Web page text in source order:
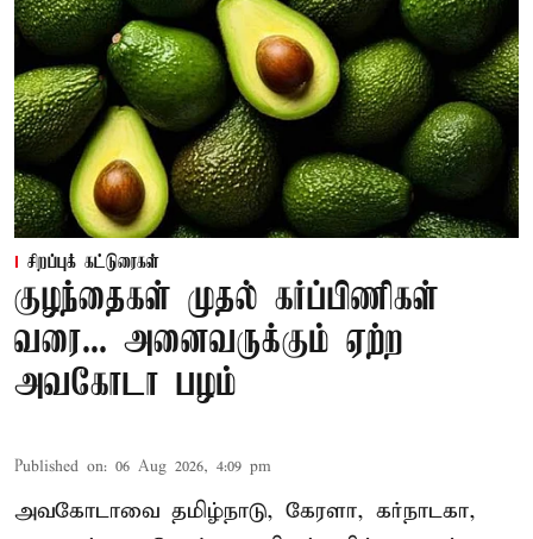
சிறப்புக் கட்டுரைகள்
குழந்தைகள் முதல் கர்ப்பிணிகள்
வரை... அனைவருக்கும் ஏற்ற
அவகோடா பழம்
Published on: 06 Aug 2026, 4:09 pm
அவகோடாவை தமிழ்நாடு, கேரளா, கர்நாடகா,